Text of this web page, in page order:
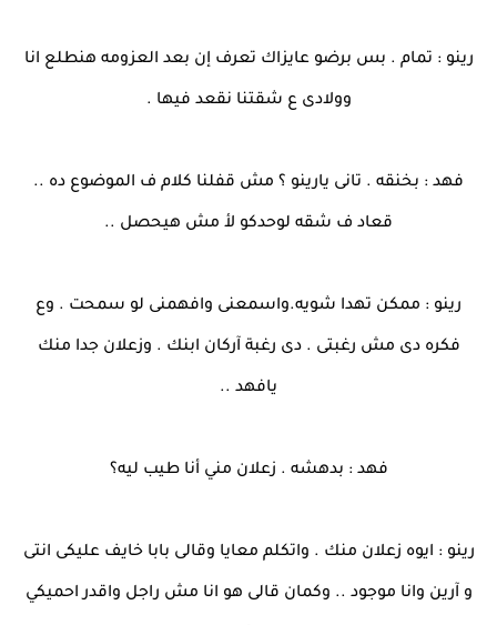
رينو : تمام . بس برضو عايزاك تعرف إن بعد العزومه هنطلع انا
وولادى ع شقتنا نقعد فيها .
فهد : بخنقه . تانى يارينو ؟ مش قفلنا كلام ف الموضوع ده ..
قعاد ف شقه لوحدكو لأ مش هيحصل ..
رينو : ممكن تهدا شويه.واسمعنى وافهمنى لو سمحت . وع
فكره دى مش رغبتى . دى رغبة آركان ابنك . وزعلان جدا منك
يافهد ..
فهد : بدهشه . زعلان مني أنا طيب ليه؟
رينو : ايوه زعلان منك . واتكلم معايا وقالى بابا خايف عليكى انتى
و آرين وانا موجود .. وكمان قالى هو انا مش راجل واقدر احميكي